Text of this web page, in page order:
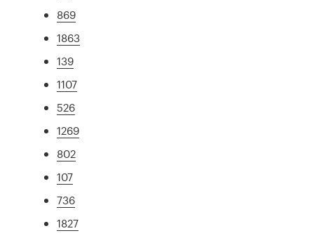
869
1863
139
1107
526
1269
802
107
736
1827